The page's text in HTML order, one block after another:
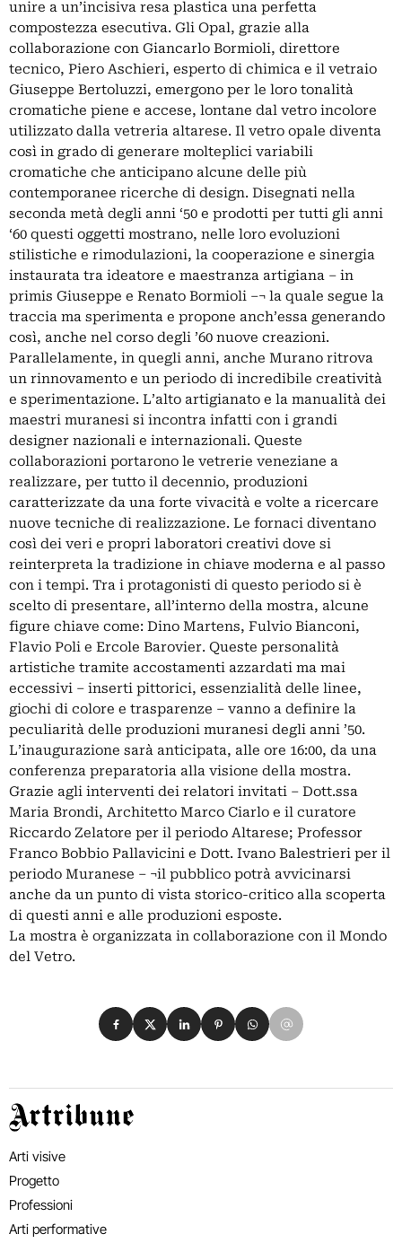
unire a un’incisiva resa plastica una perfetta
compostezza esecutiva. Gli Opal, grazie alla
collaborazione con Giancarlo Bormioli, direttore
tecnico, Piero Aschieri, esperto di chimica e il vetraio
Giuseppe Bertoluzzi, emergono per le loro tonalità
cromatiche piene e accese, lontane dal vetro incolore
utilizzato dalla vetreria altarese. Il vetro opale diventa
così in grado di generare molteplici variabili
cromatiche che anticipano alcune delle più
contemporanee ricerche di design. Disegnati nella
seconda metà degli anni ‘50 e prodotti per tutti gli anni
‘60 questi oggetti mostrano, nelle loro evoluzioni
stilistiche e rimodulazioni, la cooperazione e sinergia
instaurata tra ideatore e maestranza artigiana – in
primis Giuseppe e Renato Bormioli –¬ la quale segue la
traccia ma sperimenta e propone anch’essa generando
così, anche nel corso degli ’60 nuove creazioni.
Parallelamente, in quegli anni, anche Murano ritrova
un rinnovamento e un periodo di incredibile creatività
e sperimentazione. L’alto artigianato e la manualità dei
maestri muranesi si incontra infatti con i grandi
designer nazionali e internazionali. Queste
collaborazioni portarono le vetrerie veneziane a
realizzare, per tutto il decennio, produzioni
caratterizzate da una forte vivacità e volte a ricercare
nuove tecniche di realizzazione. Le fornaci diventano
così dei veri e propri laboratori creativi dove si
reinterpreta la tradizione in chiave moderna e al passo
con i tempi. Tra i protagonisti di questo periodo si è
scelto di presentare, all’interno della mostra, alcune
figure chiave come: Dino Martens, Fulvio Bianconi,
Flavio Poli e Ercole Barovier. Queste personalità
artistiche tramite accostamenti azzardati ma mai
eccessivi – inserti pittorici, essenzialità delle linee,
giochi di colore e trasparenze – vanno a definire la
peculiarità delle produzioni muranesi degli anni ’50.
L’inaugurazione sarà anticipata, alle ore 16:00, da una
conferenza preparatoria alla visione della mostra.
Grazie agli interventi dei relatori invitati – Dott.ssa
Maria Brondi, Architetto Marco Ciarlo e il curatore
Riccardo Zelatore per il periodo Altarese; Professor
Franco Bobbio Pallavicini e Dott. Ivano Balestrieri per il
periodo Muranese – ¬il pubblico potrà avvicinarsi
anche da un punto di vista storico-critico alla scoperta
di questi anni e alle produzioni esposte.
La mostra è organizzata in collaborazione con il Mondo
del Vetro.
Condividi su Facebook
Condividi su X
Condividi su LinkedIn
Condividi su Pinterest
Condividi su WhatsApp
Condividi su Email
Artribune
Arti visive
Progetto
Professioni
Arti performative